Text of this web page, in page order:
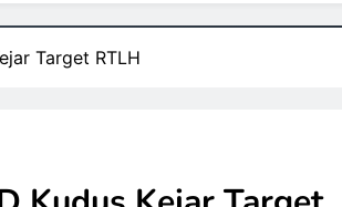
Target RTLH